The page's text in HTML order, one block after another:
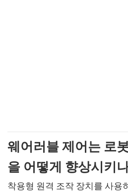
웨어러블 제어는 로
을 어떻게 향상시키
착용형 원격 조작 장치를 사용